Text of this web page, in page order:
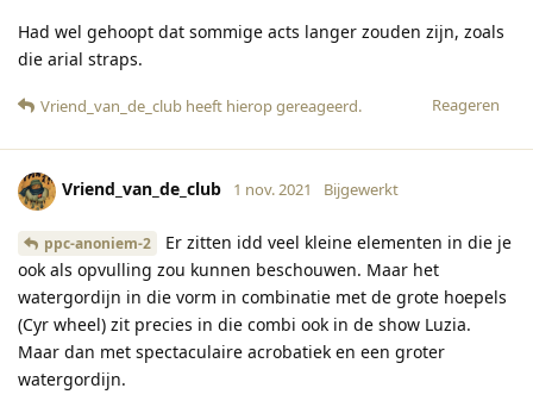
Had wel gehoopt dat sommige acts langer zouden zijn, zoals
die arial straps.
Reageren
Vriend_van_de_club heeft hierop gereageerd.
Vriend_van_de_club 1 nov. 2021 Bijgewerkt
ppc-anoniem-2
Er zitten idd veel kleine elementen in die je
ook als opvulling zou kunnen beschouwen. Maar het
watergordijn in die vorm in combinatie met de grote hoepels
(Cyr wheel) zit precies in die combi ook in de show Luzia.
Maar dan met spectaculaire acrobatiek en een groter
watergordijn.